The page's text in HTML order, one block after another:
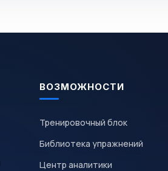
ВОЗМОЖНОСТИ
Тренировочный блок
Библиотека упражнений
Центр аналитики